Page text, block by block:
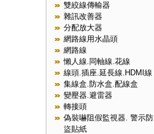
雙絞線傳輸器
雜訊改善器
分配放大器
網路線用水晶頭
網路線
懶人線.同軸線.花線
線頭.插座.延長線.HDMI線
集線盒.防水盒.配線盒
變壓器.避雷器
轉接頭
偽裝嚇阻假監視器. 警示防
盜貼紙